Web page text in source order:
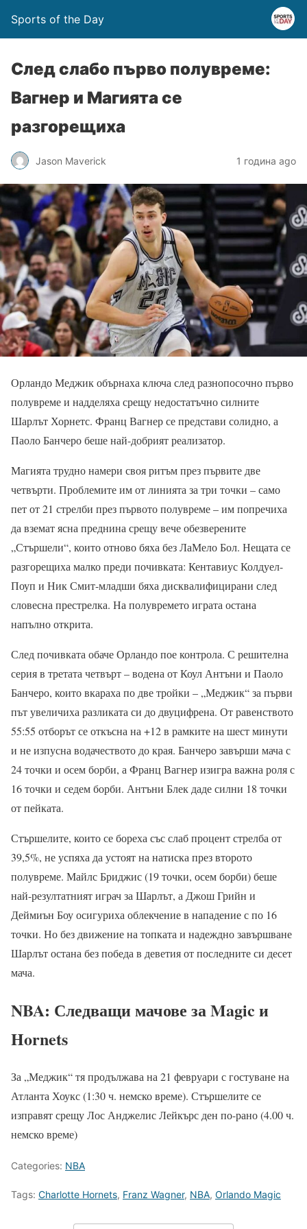
Sports of the Day
След слабо първо полувреме:
Вагнер и Магията се
разгорещиха
Jason Maverick 1 година ago
Орландо Меджик обърнаха ключа след разнопосочно първо
полувреме и надделяха срещу недостатъчно силните
Шарлът Хорнетс. Франц Вагнер се представи солидно, а
Паоло Банчеро беше най-добрият реализатор.
Магията трудно намери своя ритъм през първите две
четвърти. Проблемите им от линията за три точки – само
пет от 21 стрелби през първото полувреме – им попречиха
да вземат ясна преднина срещу вече обезверените
„Стършели“, които отново бяха без ЛаМело Бол. Нещата се
разгорещиха малко преди почивката: Кентавиус Колдуел-
Поуп и Ник Смит-младши бяха дисквалифицирани след
словесна престрелка. На полувремето играта остана
напълно открита.
След почивката обаче Орландо пое контрола. С решителна
серия в третата четвърт – водена от Коул Антъни и Паоло
Банчеро, които вкараха по две тройки – „Меджик“ за първи
път увеличиха разликата си до двуцифрена. От равенството
55:55 отборът се откъсна на +12 в рамките на шест минути
и не изпусна водачеството до края. Банчеро завърши мача с
24 точки и осем борби, а Франц Вагнер изигра важна роля с
16 точки и седем борби. Антъни Блек даде силни 18 точки
от пейката.
Стършелите, които се бореха със слаб процент стрелба от
39,5%, не успяха да устоят на натиска през второто
полувреме. Майлс Бриджис (19 точки, осем борби) беше
най-резултатният играч за Шарлът, а Джош Грийн и
Деймиън Боу осигуриха облекчение в нападение с по 16
точки. Но без движение на топката и надеждно завършване
Шарлът остана без победа в деветия от последните си десет
мача.
NBA: Следващи мачове за Magic и
Hornets
За „Меджик“ тя продължава на 21 февруари с гостуване на
Атланта Хоукс (1:30 ч. немско време). Стършелите се
изправят срещу Лос Анджелис Лейкърс ден по-рано (4.00 ч.
немско време)
Categories: NBA
Tags: Charlotte Hornets, Franz Wagner, NBA, Orlando Magic